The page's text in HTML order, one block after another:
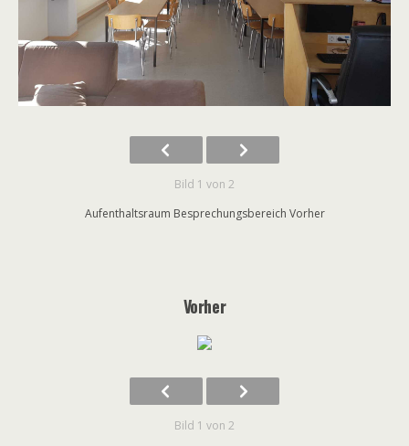
Bild 1 von 2
Aufenthaltsraum Besprechungsbereich Vorher
Vorher
Bild 1 von 2